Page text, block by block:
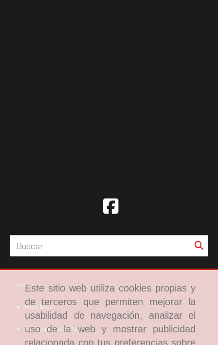
Este sitio web utiliza cookies propias y
de terceros que permiten mejorar la
usabilidad de navegación, analizar el
uso de la web y mostrar publicidad
relacionada con tus preferencias sobre
Inicio
Aviso legal
Política de cookies